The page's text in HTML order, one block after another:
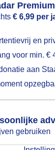
Premium
€ 6,99 per
en
voor min. €
aan
gebruiken
wat
we je
het
hier nog
verschijnt er
waarin
gevraagd